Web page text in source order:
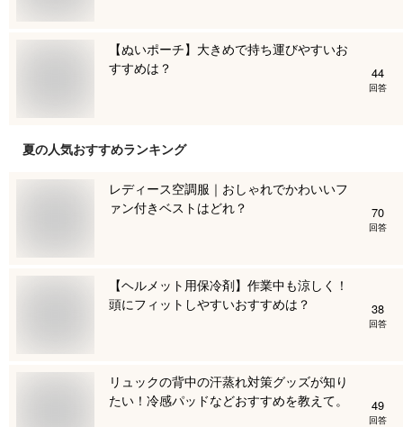
【ぬいポーチ】大きめで持ち運びやすいお
すすめは？
44
回答
夏の人気おすすめランキング
レディース空調服｜おしゃれでかわいいフ
ァン付きベストはどれ？
70
回答
【ヘルメット用保冷剤】作業中も涼しく！
頭にフィットしやすいおすすめは？
38
回答
リュックの背中の汗蒸れ対策グッズが知り
たい！冷感パッドなどおすすめを教えて。
49
回答